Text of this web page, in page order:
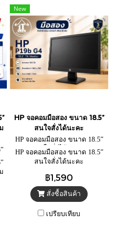
New
HP จอคอมมือสอง ขนาด 18.5”
สนใจสั่งได้นะคะ
HP จอคอมมือสอง ขนาด 18.5”
สนใจสั่งได้นะคะ
HP จอคอมมือสอง ขนาด 18.5”
สนใจสั่งได้นะคะ
฿1,590
สั่งซื้อสินค้า
เปรียบเทียบ